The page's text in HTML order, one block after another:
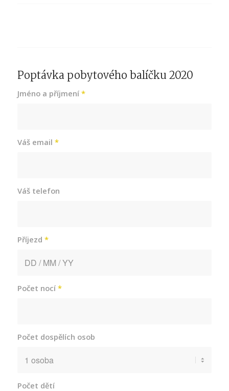
Poptávka pobytového balíčku 2020
Jméno a příjmení *
Váš email *
Váš telefon
Příjezd *
Počet nocí *
Počet dospělích osob
Počet dětí